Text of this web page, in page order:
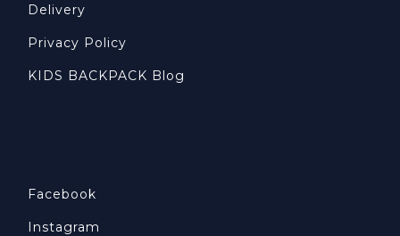
Delivery
Privacy Policy
KIDS BACKPACK Blog
Facebook
Instagram